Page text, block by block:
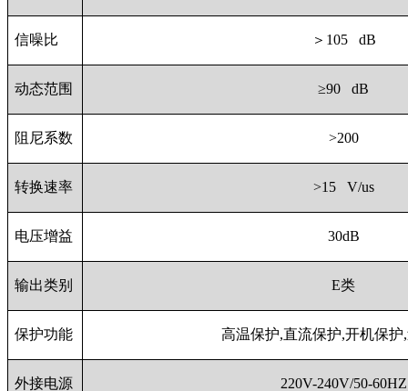
信噪比 ＞105 dB
动态范围 ≥90 dB
阻尼系数 >200
转换速率 >15 V/us
电压增益 30dB
输出类别 E类
保护功能 高温保护,直流保护,开机保护
外接电源 220V-240V/50-60HZ